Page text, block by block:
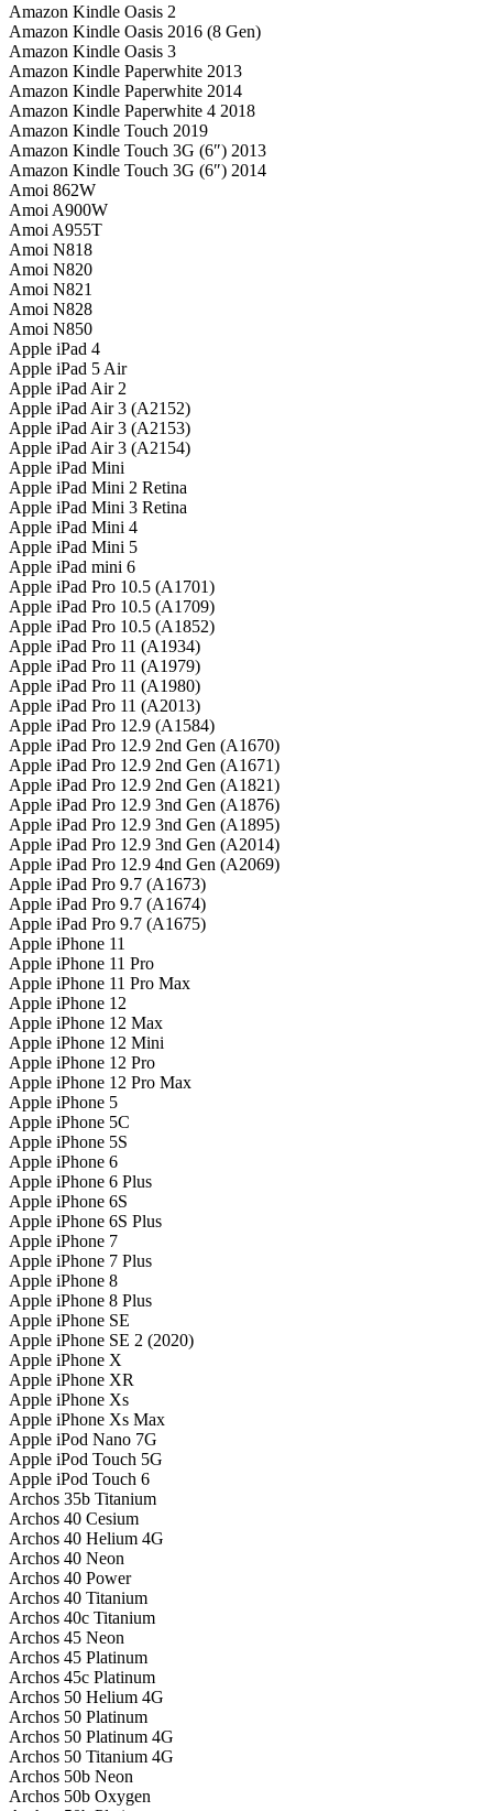
Amazon Kindle Oasis 2
Amazon Kindle Oasis 2016 (8 Gen)
Amazon Kindle Oasis 3
Amazon Kindle Paperwhite 2013
Amazon Kindle Paperwhite 2014
Amazon Kindle Paperwhite 4 2018
Amazon Kindle Touch 2019
Amazon Kindle Touch 3G (6″) 2013
Amazon Kindle Touch 3G (6″) 2014
Amoi 862W
Amoi A900W
Amoi A955T
Amoi N818
Amoi N820
Amoi N821
Amoi N828
Amoi N850
Apple iPad 4
Apple iPad 5 Air
Apple iPad Air 2
Apple iPad Air 3 (A2152)
Apple iPad Air 3 (A2153)
Apple iPad Air 3 (A2154)
Apple iPad Mini
Apple iPad Mini 2 Retina
Apple iPad Mini 3 Retina
Apple iPad Mini 4
Apple iPad Mini 5
Apple iPad mini 6
Apple iPad Pro 10.5 (A1701)
Apple iPad Pro 10.5 (A1709)
Apple iPad Pro 10.5 (A1852)
Apple iPad Pro 11 (A1934)
Apple iPad Pro 11 (A1979)
Apple iPad Pro 11 (A1980)
Apple iPad Pro 11 (A2013)
Apple iPad Pro 12.9 (A1584)
Apple iPad Pro 12.9 2nd Gen (A1670)
Apple iPad Pro 12.9 2nd Gen (A1671)
Apple iPad Pro 12.9 2nd Gen (A1821)
Apple iPad Pro 12.9 3nd Gen (A1876)
Apple iPad Pro 12.9 3nd Gen (A1895)
Apple iPad Pro 12.9 3nd Gen (A2014)
Apple iPad Pro 12.9 4nd Gen (A2069)
Apple iPad Pro 9.7 (A1673)
Apple iPad Pro 9.7 (A1674)
Apple iPad Pro 9.7 (A1675)
Apple iPhone 11
Apple iPhone 11 Pro
Apple iPhone 11 Pro Max
Apple iPhone 12
Apple iPhone 12 Max
Apple iPhone 12 Mini
Apple iPhone 12 Pro
Apple iPhone 12 Pro Max
Apple iPhone 5
Apple iPhone 5C
Apple iPhone 5S
Apple iPhone 6
Apple iPhone 6 Plus
Apple iPhone 6S
Apple iPhone 6S Plus
Apple iPhone 7
Apple iPhone 7 Plus
Apple iPhone 8
Apple iPhone 8 Plus
Apple iPhone SE
Apple iPhone SE 2 (2020)
Apple iPhone X
Apple iPhone XR
Apple iPhone Xs
Apple iPhone Xs Max
Apple iPod Nano 7G
Apple iPod Touch 5G
Apple iPod Touch 6
Archos 35b Titanium
Archos 40 Cesium
Archos 40 Helium 4G
Archos 40 Neon
Archos 40 Power
Archos 40 Titanium
Archos 40c Titanium
Archos 45 Neon
Archos 45 Platinum
Archos 45c Platinum
Archos 50 Helium 4G
Archos 50 Platinum
Archos 50 Platinum 4G
Archos 50 Titanium 4G
Archos 50b Neon
Archos 50b Oxygen